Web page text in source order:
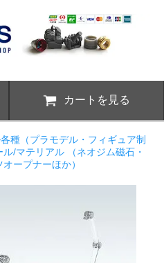
カートを見る
種（プラモデル・フィギュア制
/マテリアル （ネオジム磁石・
ープナーほか）